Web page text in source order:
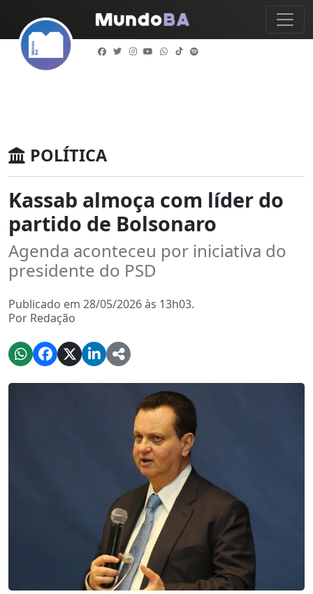
POLÍTICA
Kassab almoça com líder do
partido de Bolsonaro
Agenda aconteceu por iniciativa do
presidente do PSD
Publicado em 28/05/2026 às 13h03.
Por Redação